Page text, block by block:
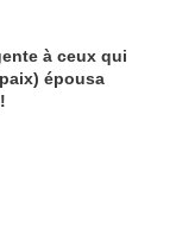
à ceux qui
épousa